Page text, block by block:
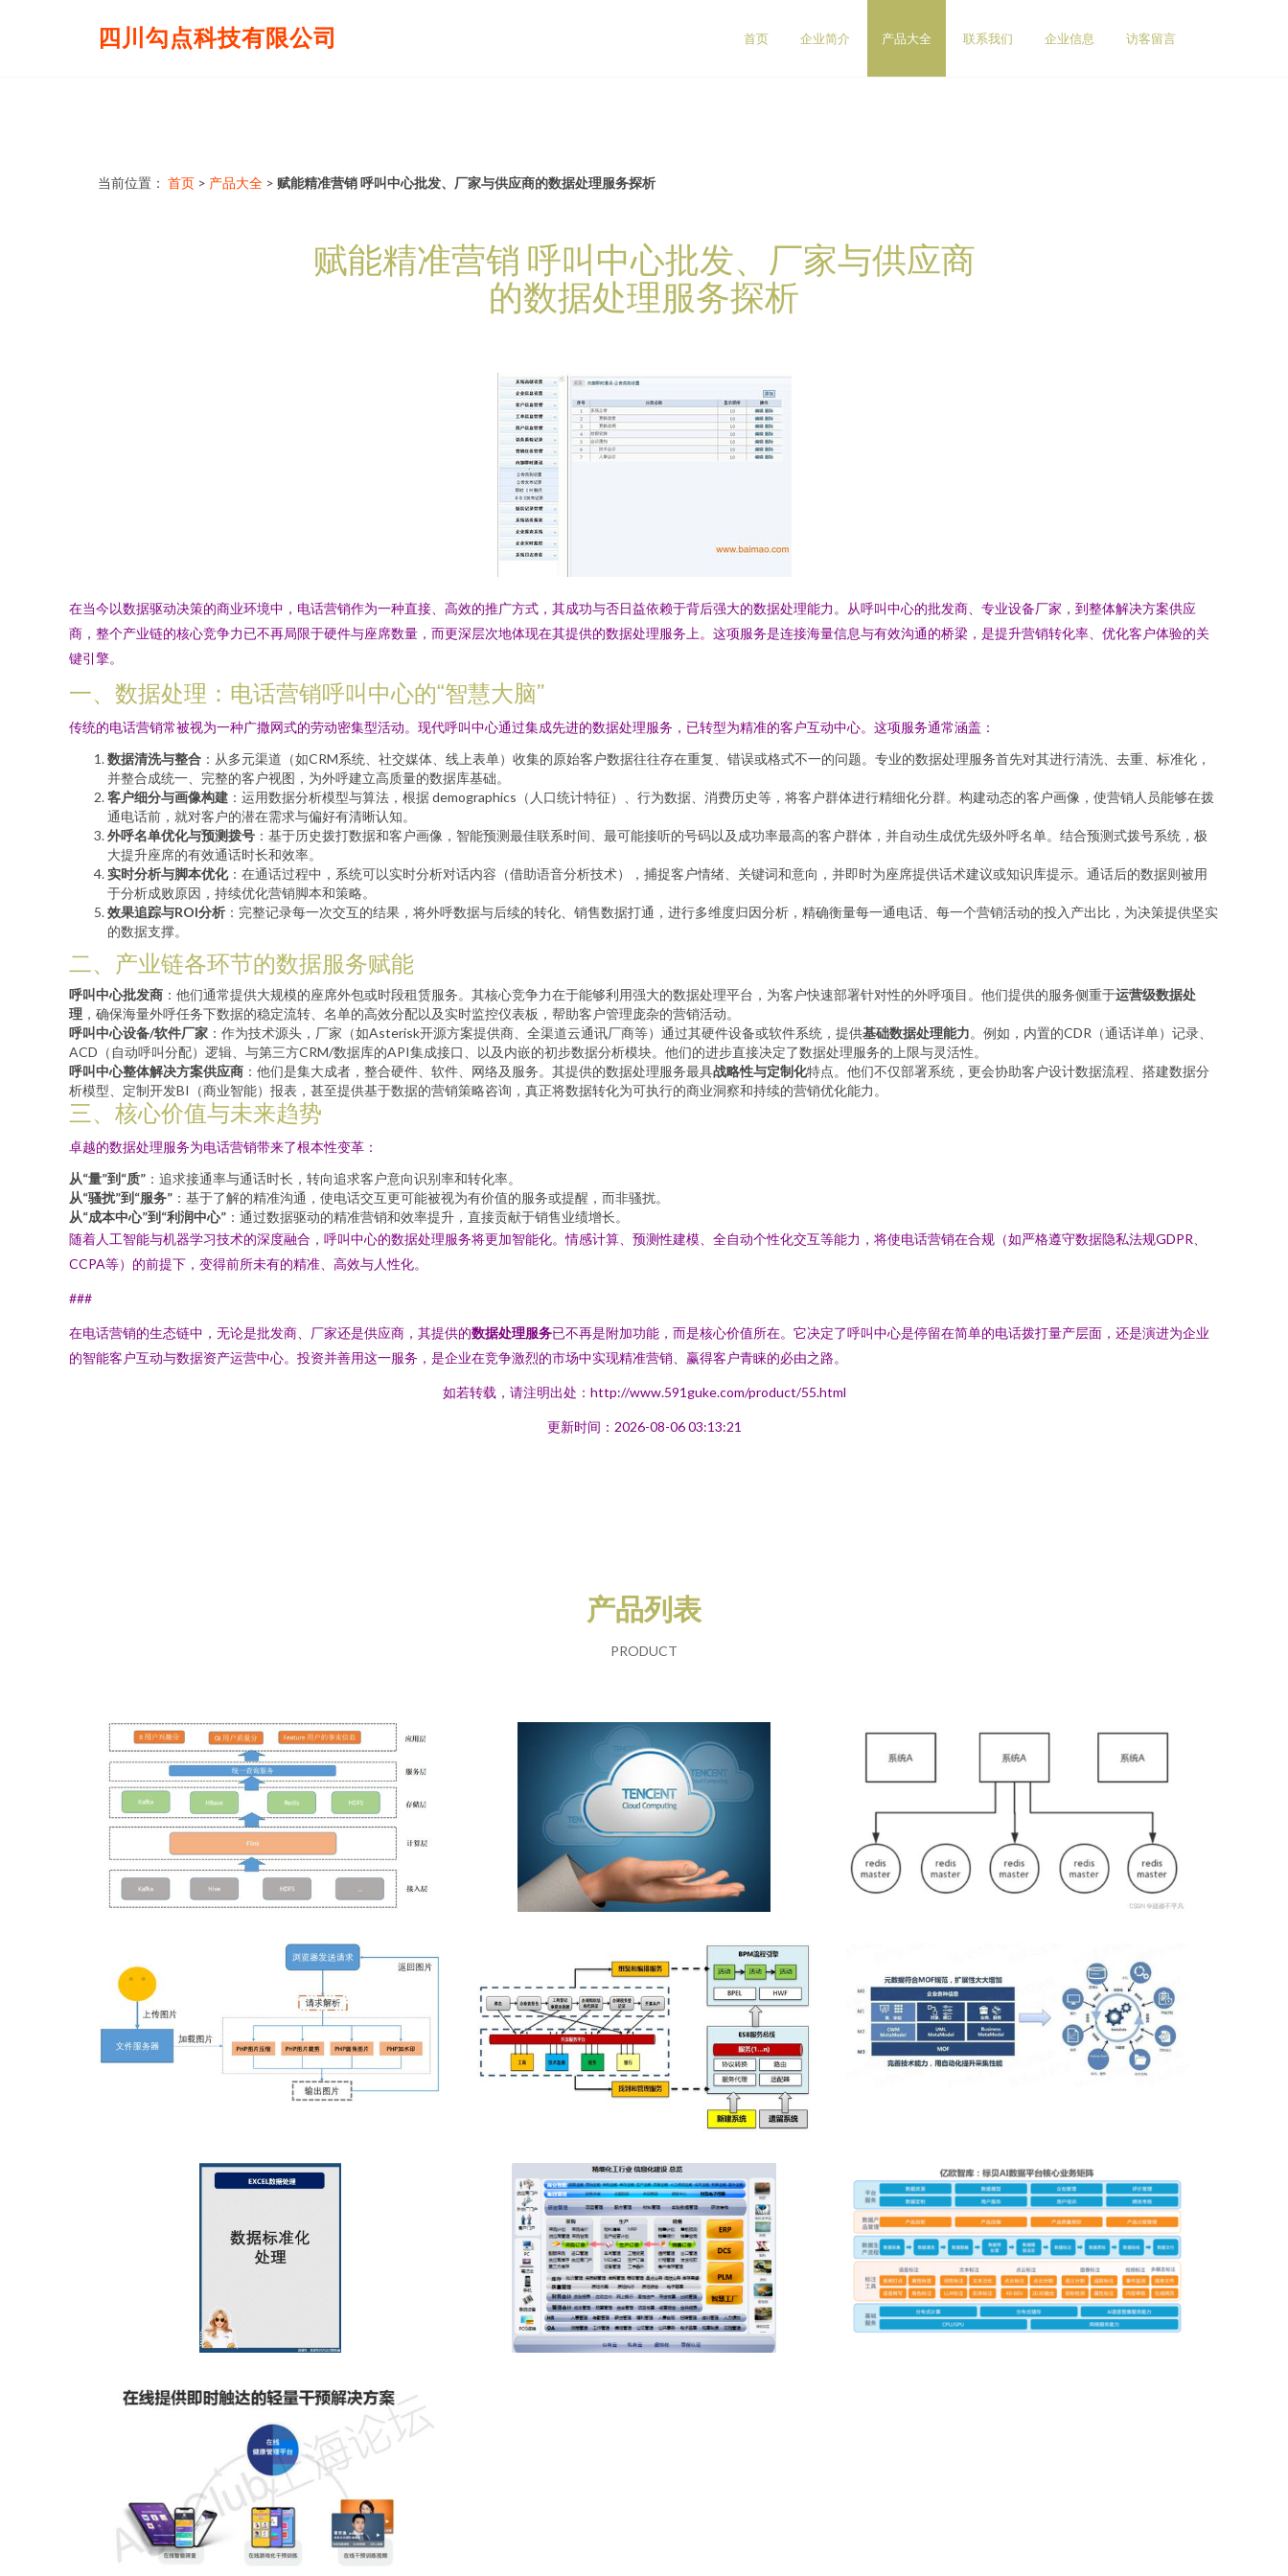
四川勾点科技有限公司 首页 企业简介 产品大全 联系我们 企业信息 访客留言
当前位置： 首页 > 产品大全 > 赋能精准营销 呼叫中心批发、厂家与供应商的数据处理服务探析
赋能精准营销 呼叫中心批发、厂家与供应商
的数据处理服务探析
在当今以数据驱动决策的商业环境中，电话营销作为一种直接、高效的推广方式，其成功与否日益依赖于背后强大的数据处理能力。从呼叫中心的批发商、专业设备厂家，到整体解决方案供应
商，整个产业链的核心竞争力已不再局限于硬件与座席数量，而更深层次地体现在其提供的数据处理服务上。这项服务是连接海量信息与有效沟通的桥梁，是提升营销转化率、优化客户体验的关
键引擎。
一、数据处理：电话营销呼叫中心的“智慧大脑”
传统的电话营销常被视为一种广撒网式的劳动密集型活动。现代呼叫中心通过集成先进的数据处理服务，已转型为精准的客户互动中心。这项服务通常涵盖：
数据清洗与整合 ：从多元渠道（如CRM系统、社交媒体、线上表单）收集的原始客户数据往往存在重复、错误或格式不一的问题。专业的数据处理服务首先对其进行清洗、去重、标准化，
并整合成统一、完整的客户视图，为外呼建立高质量的数据库基础。
客户细分与画像构建 ：运用数据分析模型与算法，根据 demographics（人口统计特征）、行为数据、消费历史等，将客户群体进行精细化分群。构建动态的客户画像，使营销人员能够在拨
通电话前，就对客户的潜在需求与偏好有清晰认知。
外呼名单优化与预测拨号 ：基于历史拨打数据和客户画像，智能预测最佳联系时间、最可能接听的号码以及成功率最高的客户群体，并自动生成优先级外呼名单。结合预测式拨号系统，极
大提升座席的有效通话时长和效率。
实时分析与脚本优化：在通话过程中，系统可以实时分析对话内容（借助语音分析技术），捕捉客户情绪、关键词和意向，并即时为座席提供话术建议或知识库提示。通话后的数据则被用
于分析成败原因，持续优化营销脚本和策略。
效果追踪与ROI分析 ：完整记录每一次交互的结果，将外呼数据与后续的转化、销售数据打通，进行多维度归因分析，精确衡量每一通电话、每一个营销活动的投入产出比，为决策提供坚实
的数据支撑。
二、产业链各环节的数据服务赋能
呼叫中心批发商 ：他们通常提供大规模的座席外包或时段租赁服务。其核心竞争力在于能够利用强大的数据处理平台，为客户快速部署针对性的外呼项目。他们提供的服务侧重于运营级数据处
理 ，确保海量外呼任务下数据的稳定流转、名单的高效分配以及实时监控仪表板，帮助客户管理庞杂的营销活动。
呼叫中心设备/软件厂家 ：作为技术源头，厂家（如Asterisk开源方案提供商、全渠道云通讯厂商等）通过其硬件设备或软件系统，提供基础数据处理能力。例如，内置的CDR（通话详单）记录、
ACD（自动呼叫分配）逻辑、与第三方CRM/数据库的API集成接口、以及内嵌的初步数据分析模块。他们的进步直接决定了数据处理服务的上限与灵活性。
呼叫中心整体解决方案供应商 ：他们是集大成者，整合硬件、软件、网络及服务。其提供的数据处理服务最具战略性与定制化特点。他们不仅部署系统，更会协助客户设计数据流程、搭建数据分
析模型、定制开发BI（商业智能）报表，甚至提供基于数据的营销策略咨询，真正将数据转化为可执行的商业洞察和持续的营销优化能力。
三、核心价值与未来趋势
卓越的数据处理服务为电话营销带来了根本性变革：
从“量”到“质” ：追求接通率与通话时长，转向追求客户意向识别率和转化率。
从“骚扰”到“服务” ：基于了解的精准沟通，使电话交互更可能被视为有价值的服务或提醒，而非骚扰。
从“成本中心”到“利润中心” ：通过数据驱动的精准营销和效率提升，直接贡献于销售业绩增长。
随着人工智能与机器学习技术的深度融合，呼叫中心的数据处理服务将更加智能化。情感计算、预测性建模、全自动个性化交互等能力，将使电话营销在合规（如严格遵守数据隐私法规GDPR、
CCPA等）的前提下，变得前所未有的精准、高效与人性化。
###
在电话营销的生态链中，无论是批发商、厂家还是供应商，其提供的数据处理服务已不再是附加功能，而是核心价值所在。它决定了呼叫中心是停留在简单的电话拨打量产层面，还是演进为企业
的智能客户互动与数据资产运营中心。投资并善用这一服务，是企业在竞争激烈的市场中实现精准营销、赢得客户青睐的必由之路。
如若转载，请注明出处：http://www.591guke.com/product/55.html
更新时间：2026-08-06 03:13:21
产品列表
PRODUCT